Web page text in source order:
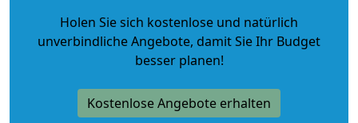
Holen Sie sich kostenlose und natürlich
unverbindliche Angebote, damit Sie Ihr Budget
besser planen!
Kostenlose Angebote erhalten